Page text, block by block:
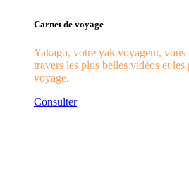
Carnet de voyage
Yakago, votre yak voyageur,
travers les plus belles vidéos et
voyage.
Consulter